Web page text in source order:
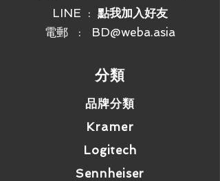
LINE : 點我加入好友
電郵 : BD@weba.asia
​分類
品牌分類
Kramer
Logitech
Sennheiser